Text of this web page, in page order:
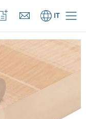
Prodotti)APRI
IT
preferiti